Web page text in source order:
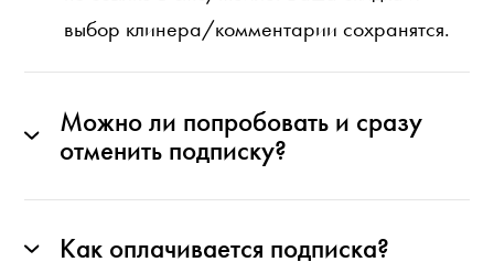
выбор клинера/комментарии сохранятся.
Можно ли попробовать и сразу
отменить подписку?
Как оплачивается подписка?